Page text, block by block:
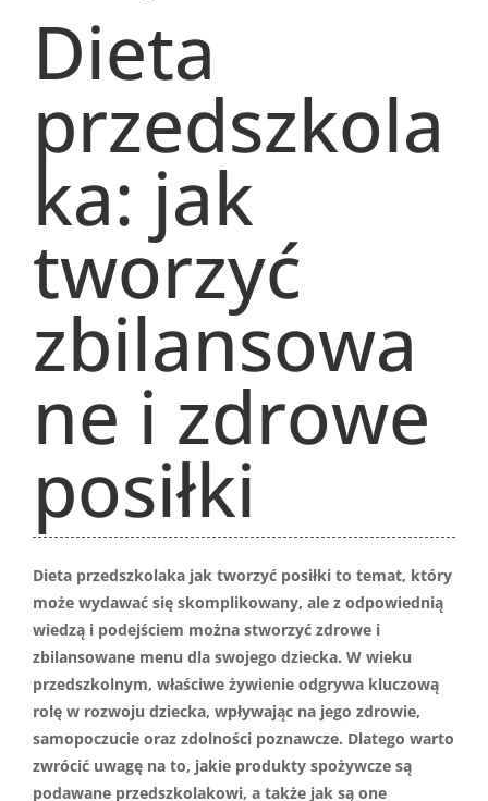
Dieta
przedszkola
ka: jak
tworzyć
zbilansowa
ne i zdrowe
posiłki
Dieta przedszkolaka jak tworzyć posiłki to temat, który
może wydawać się skomplikowany, ale z odpowiednią
wiedzą i podejściem można stworzyć zdrowe i
zbilansowane menu dla swojego dziecka. W wieku
przedszkolnym, właściwe żywienie odgrywa kluczową
rolę w rozwoju dziecka, wpływając na jego zdrowie,
samopoczucie oraz zdolności poznawcze. Dlatego warto
zwrócić uwagę na to, jakie produkty spożywcze są
podawane przedszkolakowi, a także jak są one